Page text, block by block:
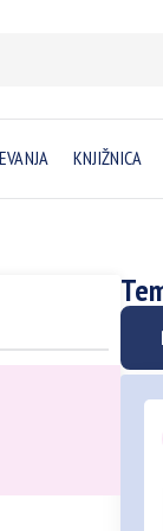
KNJIŽNICA